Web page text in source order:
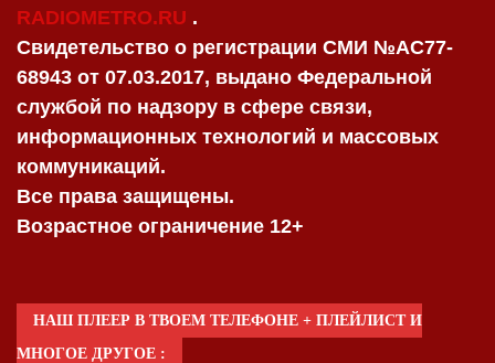
RADIOMETRO.RU .
Свидетельство о регистрации СМИ №AC77-
68943 от 07.03.2017, выдано Федеральной
службой по надзору в сфере связи,
информационных технологий и массовых
коммуникаций.
Все права защищены.
Возрастное ограничение 12+
НАШ ПЛЕЕР В ТВОЕМ ТЕЛЕФОНЕ + ПЛЕЙЛИСТ И
МНОГОЕ ДРУГОЕ :